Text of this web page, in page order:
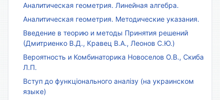
Аналитическая геометрия. Линейная алгебра.
Аналитическая геометрия. Методические указания.
Введение в теорию и методы Принятия решений
(Дмитриенко В.Д., Кравец В.А., Леонов С.Ю.)
Вероятность и Комбинаторика Новоселов О.В., Скиба
Л.П.
Вступ до функціонального аналізу (на украинском
языке)